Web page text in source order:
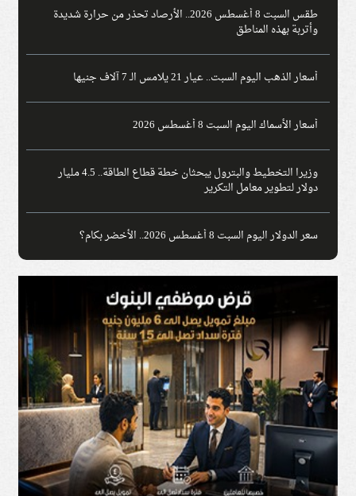
طقس السبت 8 أغسطس 2026.. الأرصاد تحذر من حرارة شديدة
وأتربة بهذه المناطق
أسعار الذهب اليوم السبت.. عيار 21 يلامس الـ 7 آلاف جنيها
أسعار الأسماك اليوم السبت 8 أغسطس 2026
وزيرا التخطيط والبترول يبحثان خطة قطاع الطاقة.. 4.5 مليار
دولار لتطوير معامل التكرير
سعر الدولار اليوم السبت 8 أغسطس 2026.. الأخضر بكام؟